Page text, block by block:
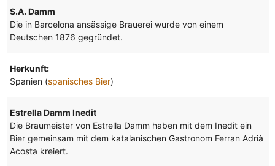
S.A. Damm
Die in Barcelona ansässige Brauerei wurde von einem
Deutschen 1876 gegründet.
Herkunft:
Spanien (spanisches Bier)
Estrella Damm Inedit
Die Braumeister von Estrella Damm haben mit dem Inedit ein
Bier gemeinsam mit dem katalanischen Gastronom Ferran Adrià
Acosta kreiert.